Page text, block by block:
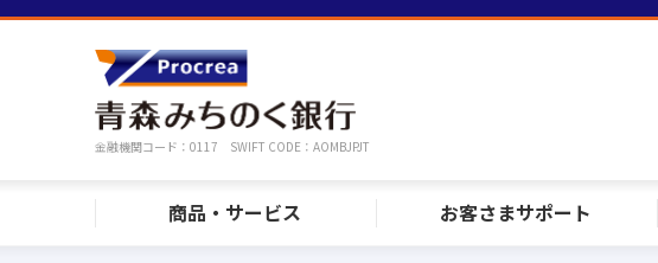
金融機関コード：0117 SWIFT CODE：AOMBJPJT
商品・サービス お客さまサポート